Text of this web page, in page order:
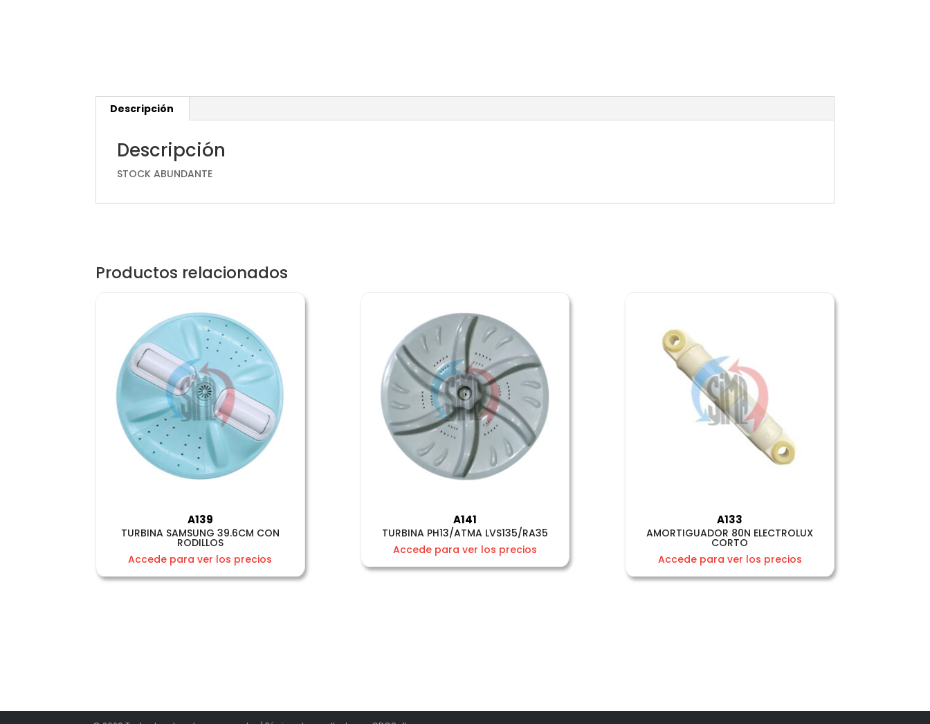
Descripción
Descripción
STOCK ABUNDANTE
Productos relacionados
A139
TURBINA SAMSUNG 39.6CM CON
RODILLOS
Accede para ver los precios
A141
TURBINA PH13/ATMA LVS135/RA35
Accede para ver los precios
A133
AMORTIGUADOR 80N ELECTROLUX
CORTO
Accede para ver los precios